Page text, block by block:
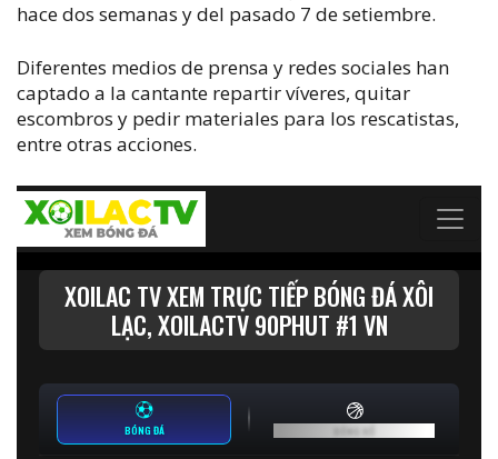
hace dos semanas y del pasado 7 de setiembre.
Diferentes medios de prensa y redes sociales han
captado a la cantante repartir víveres, quitar
escombros y pedir materiales para los rescatistas,
entre otras acciones.